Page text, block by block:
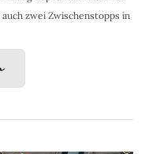
zwei Zwischenstopps in